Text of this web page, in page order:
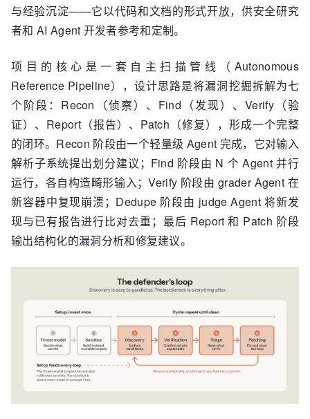
与经验沉淀——它以代码和文档的形式开放，供安全研究
者和 AI Agent 开发者参考和定制。
项目的核心是一套自主扫描管线（Autonomous
Reference Pipeline），设计思路是将漏洞挖掘拆解为七
个阶段：Recon（侦察）、Find（发现）、Verify（验
证）、Report（报告）、Patch（修复），形成一个完整
的闭环。Recon 阶段由一个轻量级 Agent 完成，它对输入
解析子系统提出划分建议；Find 阶段由 N 个 Agent 并行
运行，各自构造畸形输入；Verify 阶段由 grader Agent 在
新容器中复现崩溃；Dedupe 阶段由 judge Agent 将新发
现与已有报告进行比对去重；最后 Report 和 Patch 阶段
输出结构化的漏洞分析和修复建议。